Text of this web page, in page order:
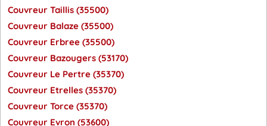
Couvreur Taillis (35500)
Couvreur Balaze (35500)
Couvreur Erbree (35500)
Couvreur Bazougers (53170)
Couvreur Le Pertre (35370)
Couvreur Etrelles (35370)
Couvreur Torce (35370)
Couvreur Evron (53600)